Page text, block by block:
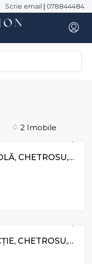
Scrie email | 078844484
2 Imobile
VÂNZARELOT CU DESTINAȚIE AGRICOLĂ, CHETROSU, ANENII NOI
VÂNZARETEREN PENTRU CONSTRUCȚIE, CHETROSU, ANENII NOI